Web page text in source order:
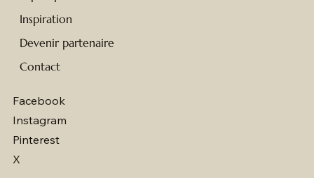
Inspiration
Devenir partenaire
Contact
Facebook
Instagram
Pinterest
X